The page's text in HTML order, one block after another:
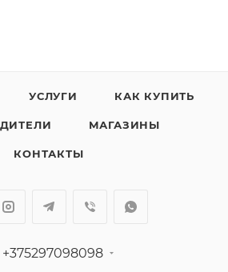
УСЛУГИ КАК КУПИТЬ
МАГАЗИНЫ
КОНТАКТЫ
+375297098098